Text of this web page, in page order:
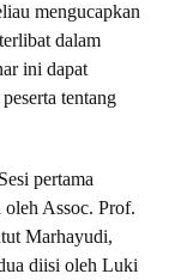
mengucapkan
dalam
ini dapat
tentang
pertama
oleh Assoc. Prof.
Marhayudi,
diisi oleh Luki